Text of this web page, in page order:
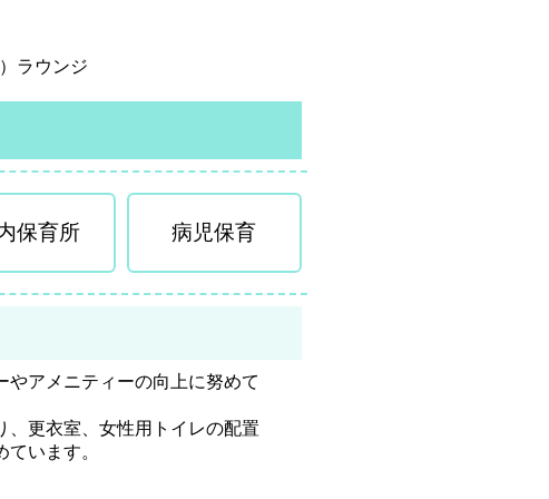
ラウンジ
保育所 病児保育
アメニティーの向上に努めて
更衣室、女性用トイレの配置
います。